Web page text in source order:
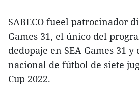
SABECO fueel patrocinador
Games 31, el único del
dedopaje en SEA Games 31
nacional de fútbol de siete
Cup 2022.